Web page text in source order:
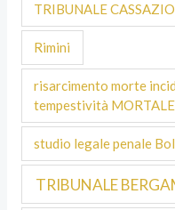
TRIBUNALE
Rimini
risarcimento morte
tempestività
studio legale penale
TRIBUNALE